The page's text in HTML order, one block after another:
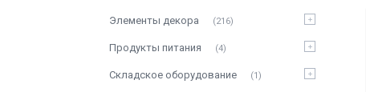
Элементы декора 216
Продукты питания 4
Складское оборудование 1